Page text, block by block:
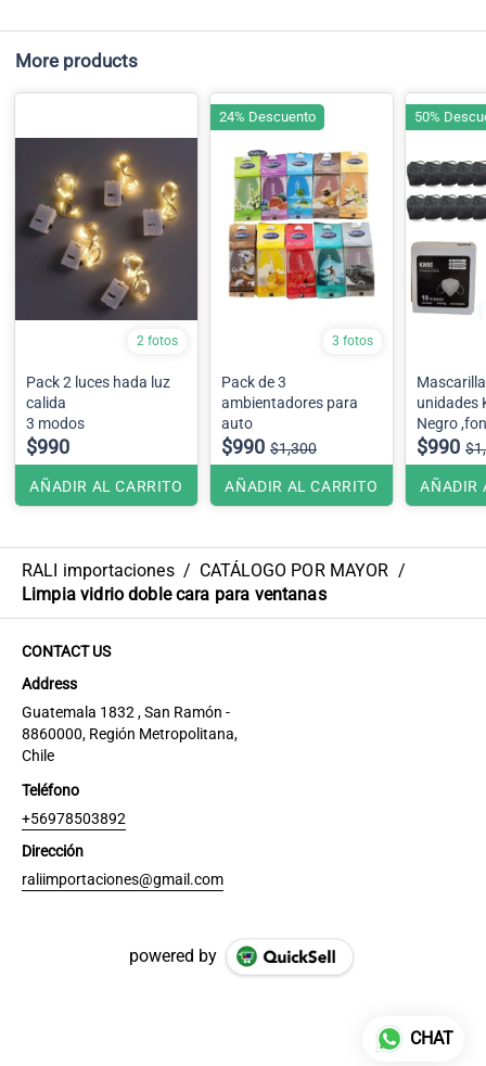
More products
2 fotos
Pack 2 luces hada luz
calida
3 modos
$990
AÑADIR AL CARRITO
3 fotos
Pack de 3
ambientadores para
auto
$990 $1,300
AÑADIR AL CARRITO
24% Descuento
Mascarillas
unidades KN95 Color
$990
AÑADIR
50%
RALI importaciones / CATÁLOGO POR MAYOR /
Limpia vidrio doble cara para ventanas
CONTACT US
Address
Guatemala 1832 , San Ramón -
8860000, Región Metropolitana,
Chile
Teléfono
+56978503892
Dirección
raliimportaciones@gmail.com
powered by
CHAT